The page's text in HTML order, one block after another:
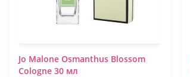
Jo Malone Osmanthus Blossom
Cologne 30 мл